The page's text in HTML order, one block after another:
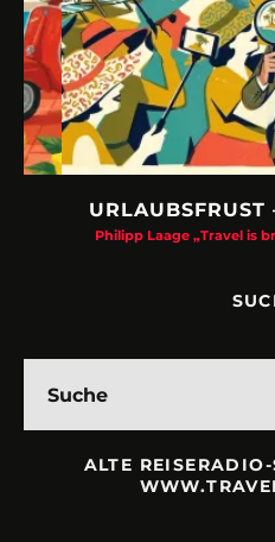
URLAUBSFRUST –
Philipp Laage „Travel is
ALTE